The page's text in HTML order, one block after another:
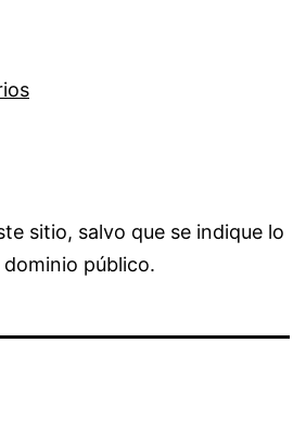
sitio, salvo que se indique lo
público.